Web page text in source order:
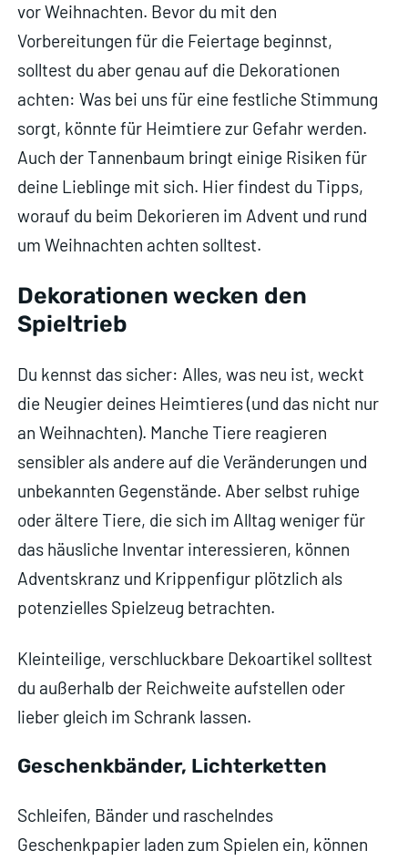
vor Weihnachten. Bevor du mit den
Vorbereitungen für die Feiertage beginnst,
solltest du aber genau auf die Dekorationen
achten: Was bei uns für eine festliche Stimmung
sorgt, könnte für Heimtiere zur Gefahr werden.
Auch der Tannenbaum bringt einige Risiken für
deine Lieblinge mit sich. Hier findest du Tipps,
worauf du beim Dekorieren im Advent und rund
um Weihnachten achten solltest.
Dekorationen wecken den
Spieltrieb
Du kennst das sicher: Alles, was neu ist, weckt
die Neugier deines Heimtieres (und das nicht nur
an Weihnachten). Manche Tiere reagieren
sensibler als andere auf die Veränderungen und
unbekannten Gegenstände. Aber selbst ruhige
oder ältere Tiere, die sich im Alltag weniger für
das häusliche Inventar interessieren, können
Adventskranz und Krippenfigur plötzlich als
potenzielles Spielzeug betrachten.
Kleinteilige, verschluckbare Dekoartikel solltest
du außerhalb der Reichweite aufstellen oder
lieber gleich im Schrank lassen.
Geschenkbänder, Lichterketten
Schleifen, Bänder und raschelndes
Geschenkpapier laden zum Spielen ein, können